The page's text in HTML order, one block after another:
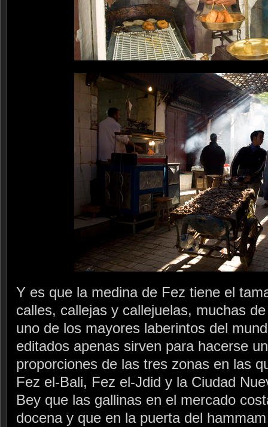
Y es que la medina de Fez tiene el
calles, callejas y callejuelas, muchas
uno de los mayores laberintos del
editados apenas sirven para hacerse
proporciones de las tres zonas en las
Fez el-Bali, Fez el-Jdid y la Ciudad
Bey que las gallinas en el mercado
docena y que en la puerta del